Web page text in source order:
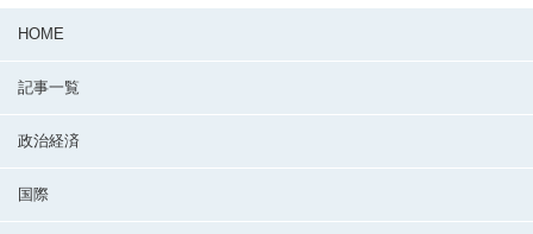
HOME
記事一覧
政治経済
国際